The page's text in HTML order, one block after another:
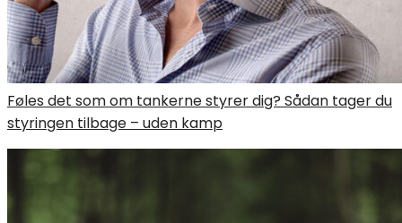
Føles det som om tankerne styrer dig? Sådan tager du
styringen tilbage – uden kamp